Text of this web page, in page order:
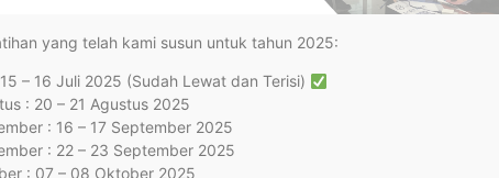
yang telah kami susun untuk tahun 2025:
– 16 Juli 2025 (Sudah Lewat dan Terisi)
: 20 – 21 Agustus 2025
: 16 – 17 September 2025
: 22 – 23 September 2025
: 07 – 08 Oktober 2025